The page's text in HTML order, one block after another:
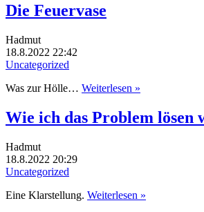
Die Feuervase
Hadmut
18.8.2022 22:42
Uncategorized
Was zur Hölle… Weiterlesen »
Wie ich das Problem lösen
Hadmut
18.8.2022 20:29
Uncategorized
Eine Klarstellung. Weiterlesen »